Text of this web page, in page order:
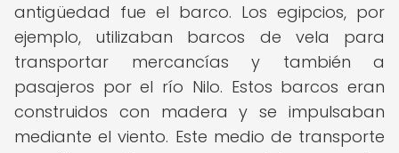
antigüedad fue el barco. Los egipcios, por
ejemplo, utilizaban barcos de vela para
transportar mercancías y también a
pasajeros por el río Nilo. Estos barcos eran
construidos con madera y se impulsaban
mediante el viento. Este medio de transporte